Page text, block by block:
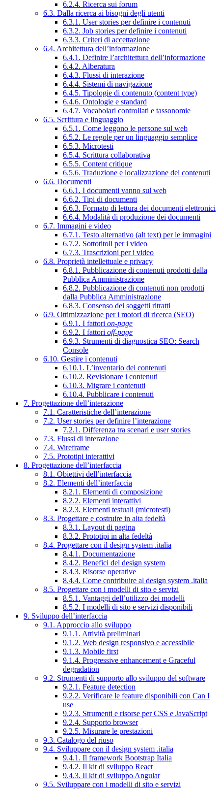
6.2.4. Ricerca sui forum
6.3. Dalla ricerca ai bisogni degli utenti
6.3.1. User stories per definire i contenuti
6.3.2. Job stories per definire i contenuti
6.3.3. Criteri di accettazione
6.4. Architettura dell’informazione
6.4.1. Definire l’architettura dell’informazione
6.4.2. Alberatura
6.4.3. Flussi di interazione
6.4.4. Sistemi di navigazione
6.4.5. Tipologie di contenuto (content type)
6.4.6. Ontologie e standard
6.4.7. Vocabolari controllati e tassonomie
6.5. Scrittura e linguaggio
6.5.1. Come leggono le persone sul web
6.5.2. Le regole per un linguaggio semplice
6.5.3. Microtesti
6.5.4. Scrittura collaborativa
6.5.5. Content critique
6.5.6. Traduzione e localizzazione dei contenuti
6.6. Documenti
6.6.1. I documenti vanno sul web
6.6.2. Tipi di documenti
6.6.3. Formato di lettura dei documenti elettronici
6.6.4. Modalità di produzione dei documenti
6.7. Immagini e video
6.7.1. Testo alternativo (alt text) per le immagini
6.7.2. Sottotitoli per i video
6.7.3. Trascrizioni per i video
6.8. Proprietà intellettuale e privacy
6.8.1. Pubblicazione di contenuti prodotti dalla
Pubblica Amministrazione
6.8.2. Pubblicazione di contenuti non prodotti
dalla Pubblica Amministrazione
6.8.3. Consenso dei soggetti ritratti
6.9. Ottimizzazione per i motori di ricerca (SEO)
6.9.1. I fattori on-page
6.9.2. I fattori off-page
6.9.3. Strumenti di diagnostica SEO: Search
Console
6.10. Gestire i contenuti
6.10.1. L’inventario dei contenuti
6.10.2. Revisionare i contenuti
6.10.3. Migrare i contenuti
6.10.4. Pubblicare i contenuti
7. Progettazione dell’interazione
7.1. Caratteristiche dell’interazione
7.2. User stories per definire l’interazione
7.2.1. Differenza tra scenari e user stories
7.3. Flussi di interazione
7.4. Wireframe
7.5. Prototipi interattivi
8. Progettazione dell’interfaccia
8.1. Obiettivi dell’interfaccia
8.2. Elementi dell’interfaccia
8.2.1. Elementi di composizione
8.2.2. Elementi interattivi
8.2.3. Elementi testuali (microtesti)
8.3. Progettare e costruire in alta fedeltà
8.3.1. Layout di pagina
8.3.2. Prototipi in alta fedeltà
8.4. Progettare con il design system .italia
8.4.1. Documentazione
8.4.2. Benefici del design system
8.4.3. Risorse operative
8.4.4. Come contribuire al design system .italia
8.5. Progettare con i modelli di sito e servizi
8.5.1. Vantaggi dell’utilizzo dei modelli
8.5.2. I modelli di sito e servizi disponibili
9. Sviluppo dell’interfaccia
9.1. Approccio allo sviluppo
9.1.1. Attività preliminari
9.1.2. Web design responsivo e accessibile
9.1.3. Mobile first
9.1.4. Progressive enhancement e Graceful
degradation
9.2. Strumenti di supporto allo sviluppo del software
9.2.1. Feature detection
9.2.2. Verificare le feature disponibili con Can I
use
9.2.3. Strumenti e risorse per CSS e JavaScript
9.2.4. Supporto browser
9.2.5. Misurare le prestazioni
9.3. Catalogo del riuso
9.4. Sviluppare con il design system .italia
9.4.1. Il framework Bootstrap Italia
9.4.2. Il kit di sviluppo React
9.4.3. Il kit di sviluppo Angular
9.5. Sviluppare con i modelli di sito e servizi